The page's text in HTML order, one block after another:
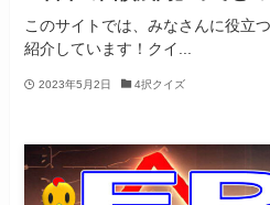
このサイトでは、みなさんに役立
紹介しています！クイ...
2023年5月2日 4択クイズ